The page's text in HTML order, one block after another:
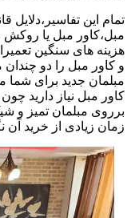
تمام این تفاسیر،دلایل
مبل،کاور مبل یا روکش
هزینه های سنگین
و کاور مبل را دو
مبلمان جدید برای شما
کاور مبل نیاز دارید
برروی مبلمان تمیز و
زمان زیادی از خرید